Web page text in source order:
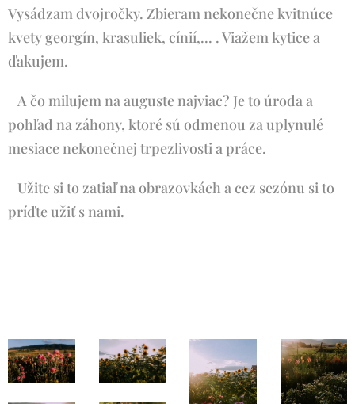
Vysádzam dvojročky. Zbieram nekonečne kvitnúce
kvety georgín, krasuliek, cínií,... . Viažem kytice a
ďakujem.
A čo milujem na auguste najviac? Je to úroda a
pohľad na záhony, ktoré sú odmenou za uplynulé
mesiace nekonečnej trpezlivosti a práce.
Užite si to zatiaľ na obrazovkách a cez sezónu si to
príďte užiť s nami.